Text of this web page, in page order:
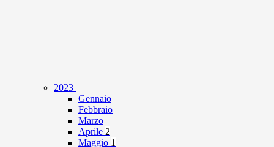
2023
Gennaio
Febbraio
Marzo
Aprile 2
Maggio 1